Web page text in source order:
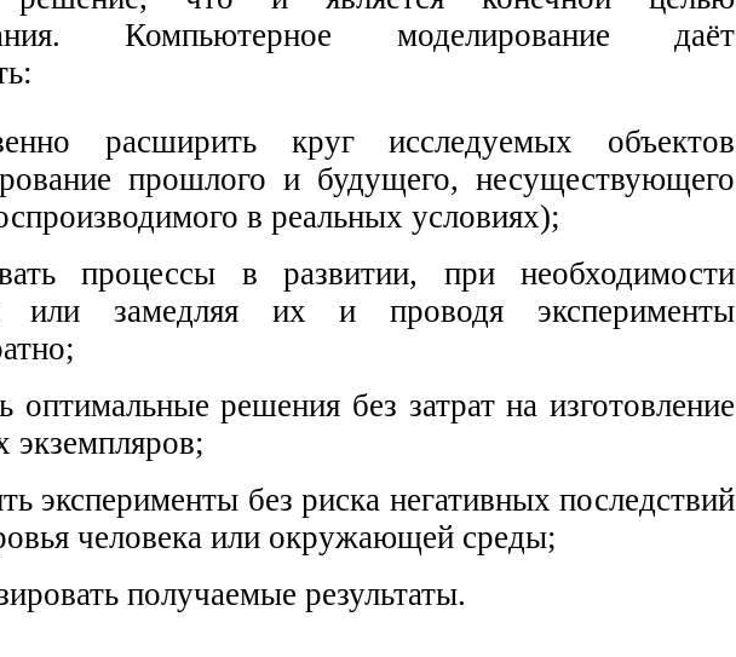
Компьютерное моделирование даёт
расширить круг исследуемых объектов
прошлого и будущего, несуществующего
в реальных условиях);
процессы в развитии, при необходимости
или замедляя их и проводя эксперименты
оптимальные решения без затрат на изготовление
экземпляров;
эксперименты без риска негативных последствий
человека или окружающей среды;
получаемые результаты.